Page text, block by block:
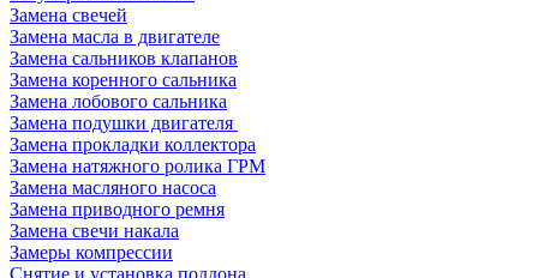
Замена свечей
Замена масла в двигателе
Замена сальников клапанов
Замена коренного сальника
Замена лобового сальника
Замена подушки двигателя
Замена прокладки коллектора
Замена натяжного ролика ГРМ
Замена масляного насоса
Замена приводного ремня
Замена свечи накала
Замеры компрессии
Снятие и установка поддона